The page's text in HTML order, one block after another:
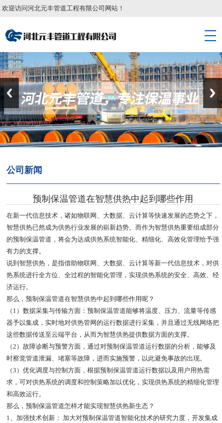
欢迎访问河北元丰管道工程有限公司网站！
公司新闻
预制保温管道在智慧供热中起到哪些作用
在新一代信息技术，诸如物联网、大数据、云计算等快速发展的态势之下，
智慧供热已然成为供热行业发展的崭新趋势。而作为智慧供热重要组成部分
的预制保温管道，将会为达成供热系统智能化、精细化、高效化管理给予强
有力的支撑。
说到智慧供热，是指借助物联网、大数据、云计算等新一代信息技术，对供
热系统进行全方位、全过程的智能化管理，实现供热系统的安全、高效、经
济运行。
那么，预制保温管道在智慧供热中起到哪些作用呢？
（ 1 ）数据采集与传输方面：预制保温管道能够将温度、压力、流量等传感
器予以集成，实时地对供热管网的运行数据进行采集，并且通过无线网络把
这些数据传送至云端平台，从而为智慧供热提供数据方面的支撑。
（2 ）故障诊断与预警方面，通过对预制保温管道运行数据的分析，能够及
时察觉管道泄漏、堵塞等故障，进而实施预警，以此避免事故的出现。
（3 ）优化调度与控制方面，根据预制保温管道运行数据以及用户用热需
求，可对供热系统的调度和控制策略加以优化，实现供热系统的精细化管理
和高效运行。
那么，预制保温管道怎样才能实现智慧供热新生态？
1、加强技术创新： 加大对预制保温管道智能化技术的研究力度，开发集成